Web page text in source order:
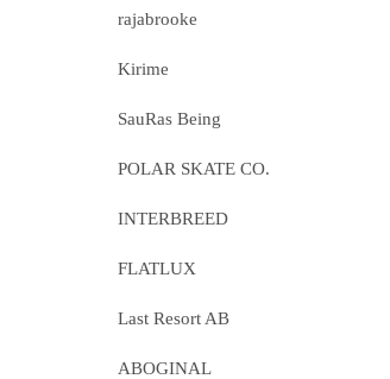
rajabrooke
Kirime
SauRas Being
POLAR SKATE CO.
INTERBREED
FLATLUX
Last Resort AB
ABOGINAL